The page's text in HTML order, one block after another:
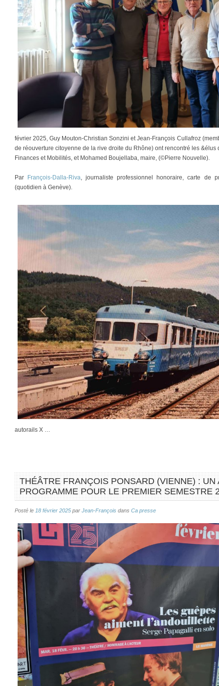
février 2025, Guy Mouton-Christian Sonzini et Jean-François Cullafroz
de réouverture citoyenne de la rive droite du Rhône) ont rencontré les
Finances et Mobilités, et Mohamed Boujellaba, maire, (©Pierre Nouvelle).
Par François-Dalla-Riva, journaliste professionnel honoraire, carte de
(quotidien à Genève).
autorails X …
THÉÂTRE FRANÇOIS PONSARD (VIENNE) : UN
PROGRAMME POUR LE PREMIER SEMESTRE
Posté le 18 février 2025 par Jean-François dans Ca presse